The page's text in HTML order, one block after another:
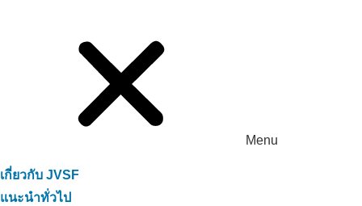
Menu
เกี่ยวกับ JVSF
แนะนำทั่วไป